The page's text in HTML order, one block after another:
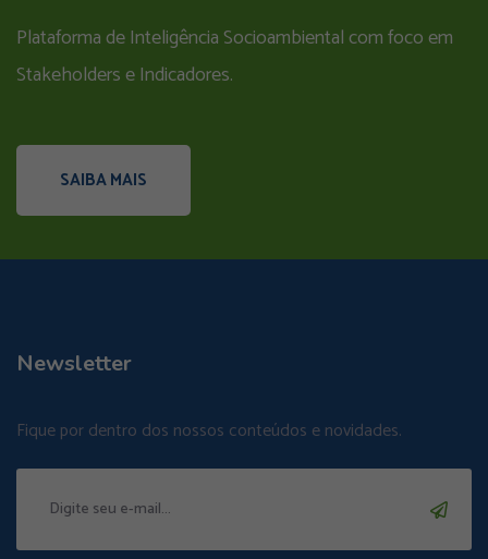
Plataforma de Inteligência Socioambiental com foco em
Stakeholders e Indicadores.
SAIBA MAIS
Newsletter
Fique por dentro dos nossos conteúdos e novidades.